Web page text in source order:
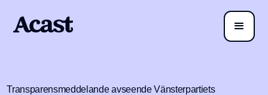
Transparensmeddelande avseende Vänsterpartiets